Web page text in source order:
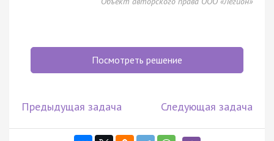
Посмотреть решение
Предыдущая задача Следующая задача